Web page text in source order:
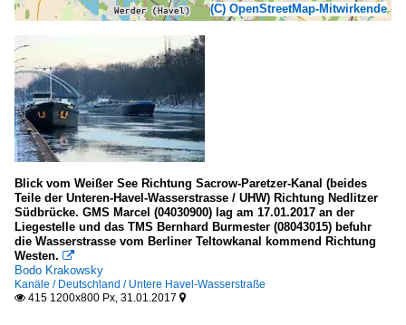
(C) OpenStreetMap-Mitwirkende
Blick vom Weißer See Richtung Sacrow-Paretzer-Kanal (beides
Teile der Unteren-Havel-Wasserstrasse / UHW) Richtung Nedlitzer
Südbrücke. GMS Marcel (04030900) lag am 17.01.2017 an der
Liegestelle und das TMS Bernhard Burmester (08043015) befuhr
die Wasserstrasse vom Berliner Teltowkanal kommend Richtung
Westen. 
Bodo Krakowsky
Kanäle / Deutschland / Untere Havel-Wasserstraße
 415 1200x800 Px, 31.01.2017 